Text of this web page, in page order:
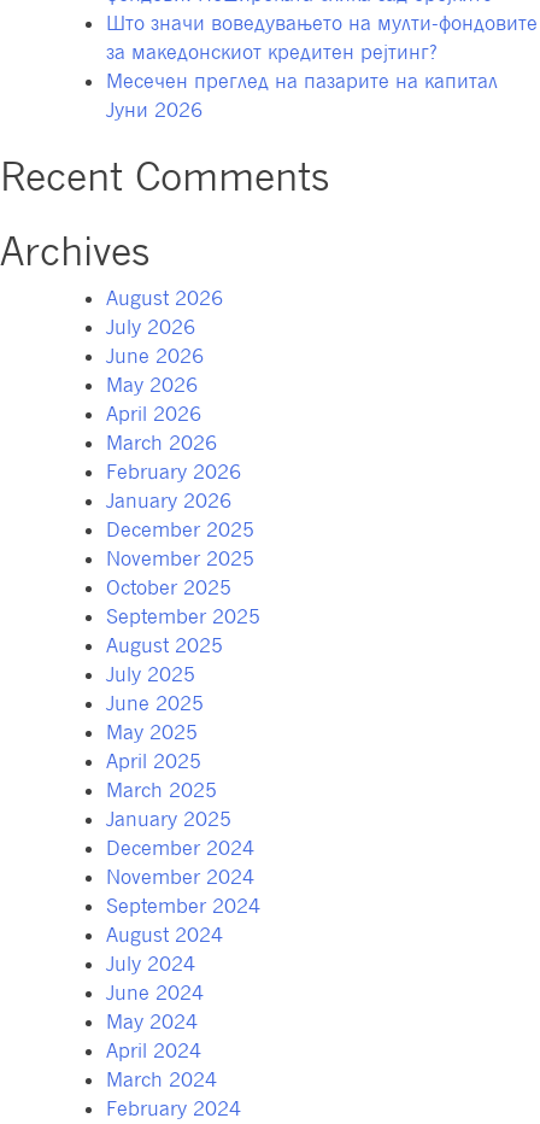
Што значи воведувањето на мулти-фондовите
за македонскиот кредитен рејтинг?
Месечен преглед на пазарите на капитал
Јуни 2026
Recent Comments
Archives
August 2026
July 2026
June 2026
May 2026
April 2026
March 2026
February 2026
January 2026
December 2025
November 2025
October 2025
September 2025
August 2025
July 2025
June 2025
May 2025
April 2025
March 2025
January 2025
December 2024
November 2024
September 2024
August 2024
July 2024
June 2024
May 2024
April 2024
March 2024
February 2024